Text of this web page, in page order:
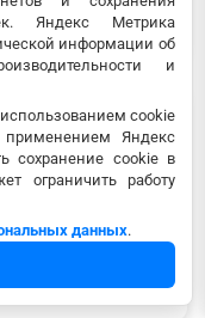
Средняя скорость
Яндекс Метрика
информации об
и
cookie
Яндекс
сохранение cookie в
ограничить работу
данных.